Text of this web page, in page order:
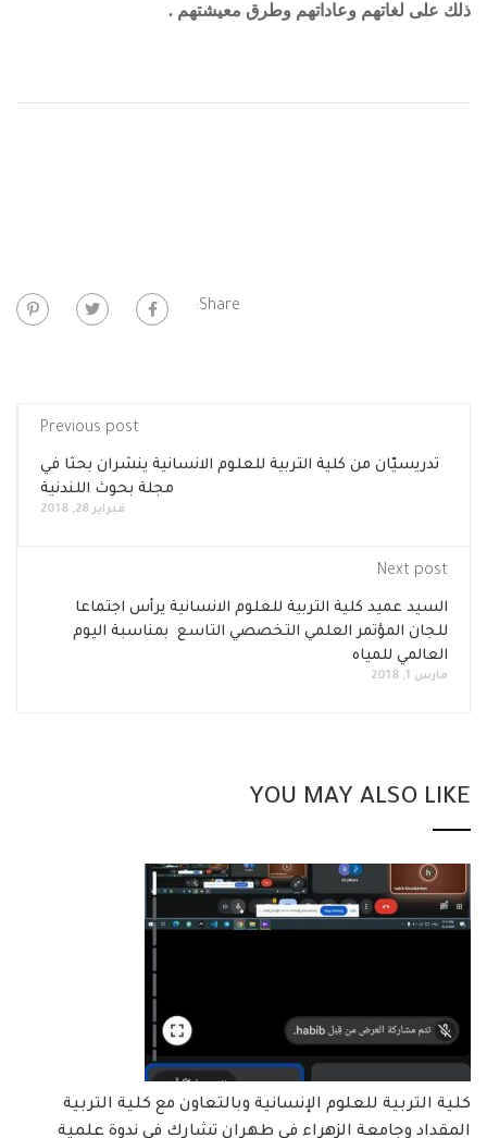
ذلك على لغاتهم وعاداتهم وطرق معيشتهم .
Share:
Previous post
تدريسيّان من كلية التربية للعلوم الانسانية ينشران بحثا في
مجلة بحوث اللندنية
فبراير 28, 2018
Next post
السيد عميد كلية التربية للعلوم الانسانية يرأس اجتماعا
للجان المؤتمر العلمي التخصصي التاسع بمناسبة اليوم
العالمي للمياه
مارس 1, 2018
YOU MAY ALSO LIKE
كلية التربية للعلوم الإنسانية وبالتعاون مع كلية التربية
المقداد وجامعة الزهراء في طهران تشارك في ندوة علمية